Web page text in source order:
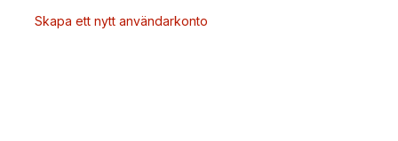
Skapa ett nytt användarkonto